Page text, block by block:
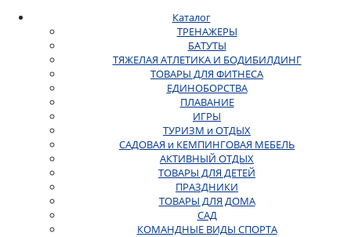
Каталог
ТРЕНАЖЕРЫ
БАТУТЫ
ТЯЖЕЛАЯ АТЛЕТИКА И БОДИБИЛДИНГ
ТОВАРЫ ДЛЯ ФИТНЕСА
ЕДИНОБОРСТВА
ПЛАВАНИЕ
ИГРЫ
ТУРИЗМ и ОТДЫХ
САДОВАЯ и КЕМПИНГОВАЯ МЕБЕЛЬ
АКТИВНЫЙ ОТДЫХ
ТОВАРЫ ДЛЯ ДЕТЕЙ
ПРАЗДНИКИ
ТОВАРЫ ДЛЯ ДОМА
САД
КОМАНДНЫЕ ВИДЫ СПОРТА